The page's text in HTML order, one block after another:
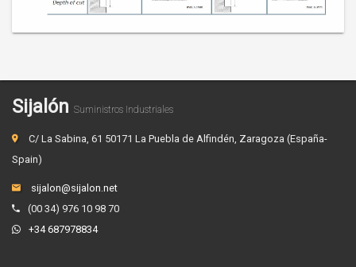
Sijalón Suministros Industriales
C/ La Sabina, 61 50171 La Puebla de Alfindén, Zaragoza (España-
Spain)
sijalon@sijalon.net
(00 34) 976 10 98 70
+34 687978834